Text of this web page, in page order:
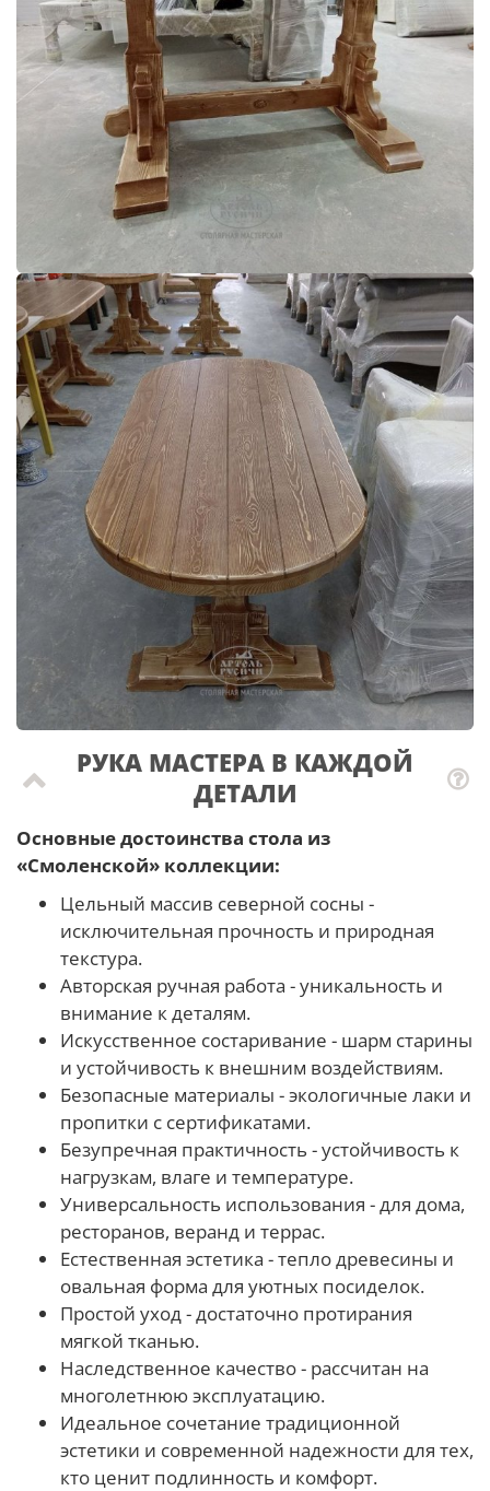
РУКА МАСТЕРА В КАЖДОЙ
ДЕТАЛИ
Основные достоинства стола из
«Смоленской» коллекции:
Цельный массив северной сосны -
исключительная прочность и природная
текстура.
Авторская ручная работа - уникальность и
внимание к деталям.
Искусственное состаривание - шарм старины
и устойчивость к внешним воздействиям.
Безопасные материалы - экологичные лаки и
пропитки с сертификатами.
Безупречная практичность - устойчивость к
нагрузкам, влаге и температуре.
Универсальность использования - для дома,
ресторанов, веранд и террас.
Естественная эстетика - тепло древесины и
овальная форма для уютных посиделок.
Простой уход - достаточно протирания
мягкой тканью.
Наследственное качество - рассчитан на
многолетнюю эксплуатацию.
Идеальное сочетание традиционной
эстетики и современной надежности для тех,
кто ценит подлинность и комфорт.